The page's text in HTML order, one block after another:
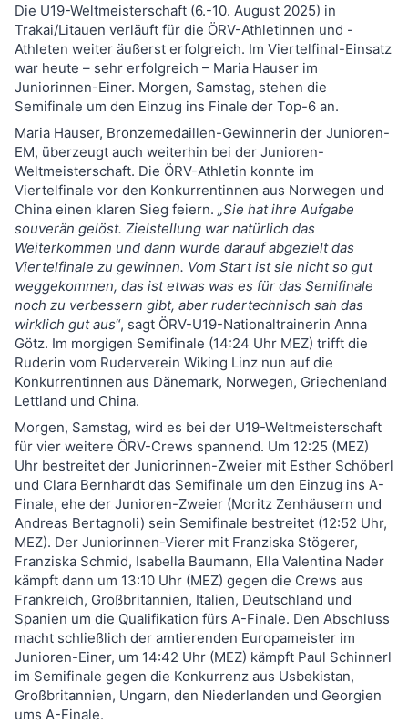
Die U19-Weltmeisterschaft (6.-10. August 2025) in
Trakai/Litauen verläuft für die ÖRV-Athletinnen und -
Athleten weiter äußerst erfolgreich. Im Viertelfinal-Einsatz
war heute – sehr erfolgreich – Maria Hauser im
Juniorinnen-Einer. Morgen, Samstag, stehen die
Semifinale um den Einzug ins Finale der Top-6 an.
Maria Hauser, Bronzemedaillen-Gewinnerin der Junioren-
EM, überzeugt auch weiterhin bei der Junioren-
Weltmeisterschaft. Die ÖRV-Athletin konnte im
Viertelfinale vor den Konkurrentinnen aus Norwegen und
China einen klaren Sieg feiern. „Sie hat ihre Aufgabe
souverän gelöst. Zielstellung war natürlich das
Weiterkommen und dann wurde darauf abgezielt das
Viertelfinale zu gewinnen. Vom Start ist sie nicht so gut
weggekommen, das ist etwas was es für das Semifinale
noch zu verbessern gibt, aber rudertechnisch sah das
wirklich gut aus“, sagt ÖRV-U19-Nationaltrainerin Anna
Götz. Im morgigen Semifinale (14:24 Uhr MEZ) trifft die
Ruderin vom Ruderverein Wiking Linz nun auf die
Konkurrentinnen aus Dänemark, Norwegen, Griechenland
Lettland und China.
Morgen, Samstag, wird es bei der U19-Weltmeisterschaft
für vier weitere ÖRV-Crews spannend. Um 12:25 (MEZ)
Uhr bestreitet der Juniorinnen-Zweier mit Esther Schöberl
und Clara Bernhardt das Semifinale um den Einzug ins A-
Finale, ehe der Junioren-Zweier (Moritz Zenhäusern und
Andreas Bertagnoli) sein Semifinale bestreitet (12:52 Uhr,
MEZ). Der Juniorinnen-Vierer mit Franziska Stögerer,
Franziska Schmid, Isabella Baumann, Ella Valentina Nader
kämpft dann um 13:10 Uhr (MEZ) gegen die Crews aus
Frankreich, Großbritannien, Italien, Deutschland und
Spanien um die Qualifikation fürs A-Finale. Den Abschluss
macht schließlich der amtierenden Europameister im
Junioren-Einer, um 14:42 Uhr (MEZ) kämpft Paul Schinnerl
im Semifinale gegen die Konkurrenz aus Usbekistan,
Großbritannien, Ungarn, den Niederlanden und Georgien
ums A-Finale.